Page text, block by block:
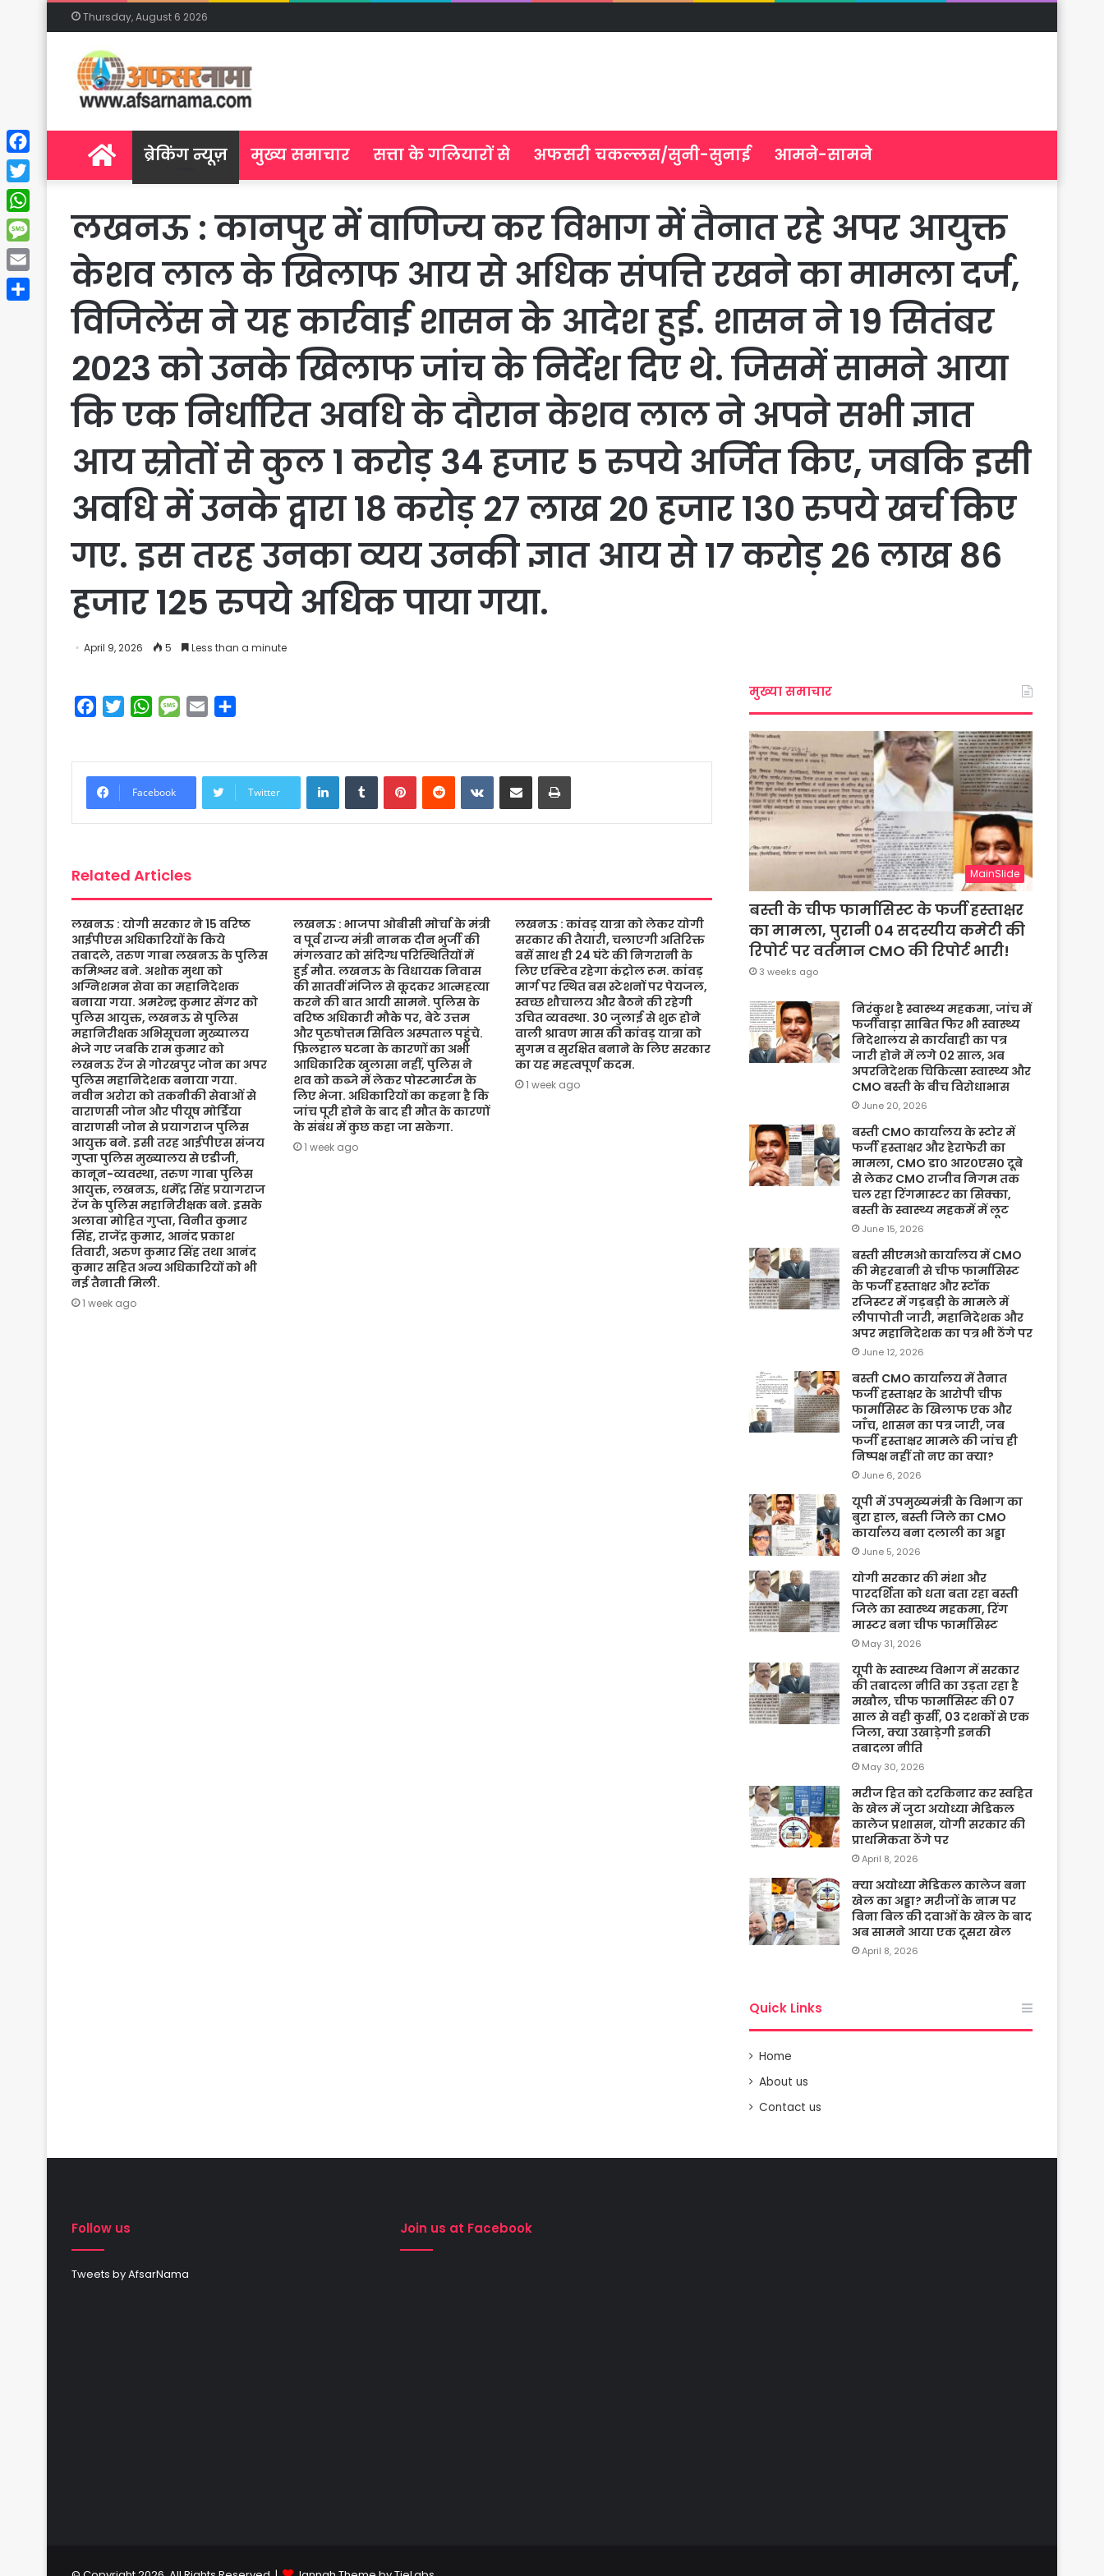
Thursday, August 6 2026
Homeब्रेकिंग न्यूज़ मुख्य समाचार सत्ता के गलियारों से अफसरी चकल्लस/सुनी-सुनाई आमने-सामने
लखनऊ : कानपुर में वाणिज्य कर विभाग में तैनात रहे अपर आयुक्त
केशव लाल के खिलाफ आय से अधिक संपत्ति रखने का मामला दर्ज,
विजिलेंस ने यह कार्रवाई शासन के आदेश हुई. शासन ने 19 सितंबर
2023 को उनके खिलाफ जांच के निर्देश दिए थे. जिसमें सामने आया
कि एक निर्धारित अवधि के दौरान केशव लाल ने अपने सभी ज्ञात
आय स्रोतों से कुल 1 करोड़ 34 हजार 5 रुपये अर्जित किए, जबकि इसी
अवधि में उनके द्वारा 18 करोड़ 27 लाख 20 हजार 130 रुपये खर्च किए
गए. इस तरह उनका व्यय उनकी ज्ञात आय से 17 करोड़ 26 लाख 86
हजार 125 रुपये अधिक पाया गया.
April 9, 2026 5 Less than a minute
b
o
e
W
s
A
M
g
Facebook Twitter
LinkedInTumblrPinterestReddit VKontakte
Share via Email Print
Related Articles
लखनऊ : योगी सरकार ने 15 वरिष्ठ
आईपीएस अधिकारियों के किये
तबादले, तरुण गाबा लखनऊ के पुलिस
कमिश्नर बने. अशोक मुथा को
अग्निशमन सेवा का महानिदेशक
बनाया गया. अमरेन्द्र कुमार सेंगर को
पुलिस आयुक्त, लखनऊ से पुलिस
महानिरीक्षक अभिसूचना मुख्यालय
भेजे गए जबकि राम कुमार को
लखनऊ रेंज से गोरखपुर जोन का अपर
पुलिस महानिदेशक बनाया गया.
नवीन अरोरा को तकनीकी सेवाओं से
वाराणसी जोन और पीयूष मोर्डिया
वाराणसी जोन से प्रयागराज पुलिस
आयुक्त बने. इसी तरह आईपीएस संजय
गुप्ता पुलिस मुख्यालय से एडीजी,
कानून-व्यवस्था, तरुण गाबा पुलिस
आयुक्त, लखनऊ, धर्मेंद्र सिंह प्रयागराज
रेंज के पुलिस महानिरीक्षक बने. इसके
अलावा मोहित गुप्ता, विनीत कुमार
सिंह, राजेंद्र कुमार, आनंद प्रकाश
तिवारी, अरुण कुमार सिंह तथा आनंद
कुमार सहित अन्य अधिकारियों को भी
नई तैनाती मिली.
1 week ago
लखनऊ : भाजपा ओबीसी मोर्चा के मंत्री
व पूर्व राज्य मंत्री नानक दीन भुर्जी की
मंगलवार को संदिग्ध परिस्थितियों में
हुई मौत. लखनऊ के विधायक निवास
की सातवीं मंजिल से कूदकर आत्महत्या
करने की बात आयी सामने. पुलिस के
वरिष्ठ अधिकारी मौके पर, बेटे उत्तम
और पुरुषोत्तम सिविल अस्पताल पहुंचे.
फ़िलहाल घटना के कारणों का अभी
आधिकारिक खुलासा नहीं, पुलिस ने
शव को कब्जे में लेकर पोस्टमार्टम के
लिए भेजा. अधिकारियों का कहना है कि
जांच पूरी होने के बाद ही मौत के कारणों
के संबंध में कुछ कहा जा सकेगा.
1 week ago
लखनऊ : कांवड़ यात्रा को लेकर योगी
सरकार की तैयारी, चलाएगी अतिरिक्त
बसें साथ ही 24 घंटे की निगरानी के
लिए एक्टिव रहेगा कंट्रोल रूम. कांवड़
मार्ग पर स्थित बस स्टेशनों पर पेयजल,
स्वच्छ शौचालय और बैठने की रहेगी
उचित व्यवस्था. 30 जुलाई से शुरू होने
वाली श्रावण मास की कांवड़ यात्रा को
सुगम व सुरक्षित बनाने के लिए सरकार
का यह महत्वपूर्ण कदम.
1 week ago
मुख्या समाचार
MainSlide
बस्ती के चीफ फार्मासिस्ट के फर्जी हस्ताक्षर
का मामला, पुरानी 04 सदस्यीय कमेटी की
रिपोर्ट पर वर्तमान CMO की रिपोर्ट भारी!
3 weeks ago
निरंकुश है स्वास्थ्य महकमा, जांच में
फर्जीवाड़ा साबित फिर भी स्वास्थ्य
निदेशालय से कार्यवाही का पत्र
जारी होने में लगे 02 साल, अब
अपरनिदेशक चिकित्सा स्वास्थ्य और
CMO बस्ती के बीच विरोधाभास
June 20, 2026
बस्ती CMO कार्यालय के स्टोर में
फर्जी हस्ताक्षर और हेराफेरी का
मामला, CMO डा० आर०एस० दूबे
से लेकर CMO राजीव निगम तक
चल रहा रिंगमास्टर का सिक्का,
बस्ती के स्वास्थ्य महकमें में लूट
June 15, 2026
बस्ती सीएमओ कार्यालय में CMO
की मेहरबानी से चीफ फार्मासिस्ट
के फर्जी हस्ताक्षर और स्टॉक
रजिस्टर में गड़बड़ी के मामले में
लीपापोती जारी, महानिदेशक और
अपर महानिदेशक का पत्र भी ठेंगे पर
June 12, 2026
बस्ती CMO कार्यालय में तैनात
फर्जी हस्ताक्षर के आरोपी चीफ
फार्मासिस्ट के खिलाफ एक और
जाँच, शासन का पत्र जारी, जब
फर्जी हस्ताक्षर मामले की जांच ही
निष्पक्ष नहीं तो नए का क्या?
June 6, 2026
यूपी में उपमुख्यमंत्री के विभाग का
बुरा हाल, बस्ती जिले का CMO
कार्यालय बना दलाली का अड्डा
June 5, 2026
योगी सरकार की मंशा और
पारदर्शिता को धता बता रहा बस्ती
जिले का स्वास्थ्य महकमा, रिंग
मास्टर बना चीफ फार्मासिस्ट
May 31, 2026
यूपी के स्वास्थ्य विभाग में सरकार
की तबादला नीति का उड़ता रहा है
मखौल, चीफ फार्मासिस्ट की 07
साल से वही कुर्सी, 03 दशकों से एक
जिला, क्या उखाड़ेगी इनकी
तबादला नीति
May 30, 2026
मरीज हित को दरकिनार कर स्वहित
के खेल में जुटा अयोध्या मेडिकल
कालेज प्रशासन, योगी सरकार की
प्राथमिकता ठेंगे पर
April 8, 2026
क्या अयोध्या मेडिकल कालेज बना
खेल का अड्डा? मरीजों के नाम पर
बिना बिल की दवाओं के खेल के बाद
अब सामने आया एक दूसरा खेल
April 8, 2026
Quick Links
Home
About us
Contact us
Follow us
Tweets by AfsarNama
Join us at Facebook
Facebook
Twitter
WhatsApp
Message
Email